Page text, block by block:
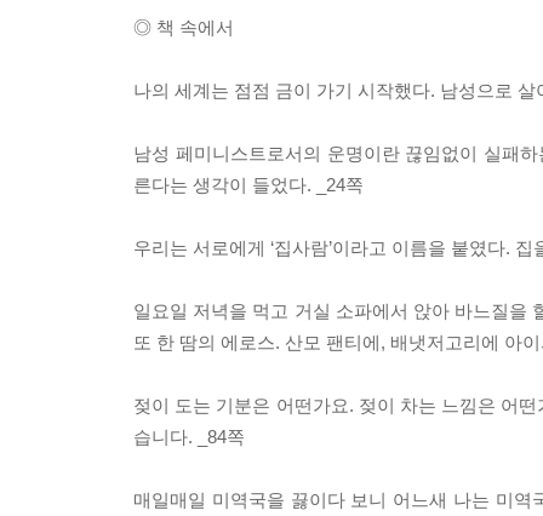
◎ 책 속에서
나의 세계는 점점 금이 가기 시작했다. 남성으로
남성 페미니스트로서의 운명이란 끊임없이 실패
른다는 생각이 들었다. _24쪽
우리는 서로에게 ‘집사람’이라고 이름을 붙였다.
일요일 저녁을 먹고 거실 소파에서 앉아 바느질을
또 한 땀의 에로스. 산모 팬티에, 배냇저고리에 아
젖이 도는 기분은 어떤가요. 젖이 차는 느낌은 어
습니다. _84쪽
매일매일 미역국을 끓이다 보니 어느새 나는 미